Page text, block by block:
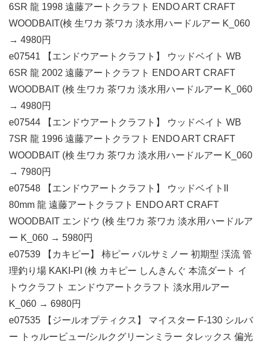
6SR 龍 1998 遠藤アートクラフト ENDO ART CRAFT
WOODBAIT(検 生ワカ 茶ワカ 淡水用ハードルアー K_060
→ 4980円
e07541 【エンドウアートクラフト】 ウッドベイト WB
6SR 龍 2002 遠藤アートクラフト ENDO ART CRAFT
WOODBAIT (検 生ワカ 茶ワカ 淡水用ハードルアー K_060
→ 4980円
e07544 【エンドウアートクラフト】 ウッドベイト WB
7SR 龍 1996 遠藤アートクラフト ENDO ART CRAFT
WOODBAIT (検 生ワカ 茶ワカ 淡水用ハードルアー K_060
→ 7980円
e07548 【エンドウアートクラフト】 ウッドベイトII
80mm 龍 遠藤アートクラフト ENDO ART CRAFT
WOODBAIT エンドウ (検 生ワカ 茶ワカ 淡水用ハードルア
ー K_060 → 5980円
e07539 【カキピー】 柿ピー バルサミノー 初期型 渓流 管
理釣り場 KAKI-PI (検 カキピー しんきんぐ 本流ダート イ
トウクラフト エンドウアートクラフト 淡水用ルアー
K_060 → 6980円
e07535 【ジールオプティクス】 マイスター F-130 シルバ
ー トゥルービュー/シルクグリーンミラー タレックス 偏光